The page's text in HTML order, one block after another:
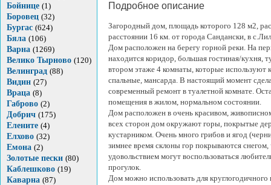
Бойнице (1)
Боровец (32)
Бургас (624)
Бяла (106)
Варна (1269)
Велико Тырново (120)
Велинград (88)
Видин (27)
Враца (8)
Габрово (2)
Добрич (175)
Елените (4)
Елхово (32)
Емона (2)
Золотые пески (80)
Каблешково (19)
Каварна (87)
Подробное описание
Загородный дом, площадь которого 128 м2,
расстоянии 16 км. от города Сандански, в
Дом расположен на берегу горной реки. На
находится коридор, большая гостиная/кухня,
втором этаже 4 комнаты, которые используют
спальные, мансарда. В настоящий момент
современный ремонт в туалетной комнате.
помещения в жилом, нормальном состоянии.
Дом расположен в очень красивом,
всех сторон дом окружают горы, покрытые
кустарником. Очень много грибов и ягод
зимнее время склоны гор покрываются снегом,
удовольствием могут воспользоваться
прогулок.
Дом можно использовать для